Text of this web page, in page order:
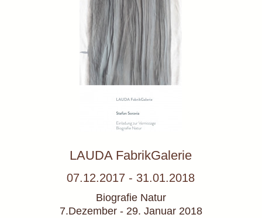
LAUDA FabrikGalerie
07.12.2017 - 31.01.2018
Biografie Natur
7.Dezember - 29. Januar 2018